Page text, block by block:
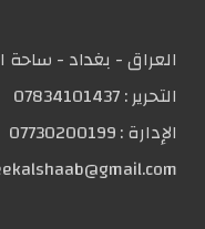
العراق - بغداد - ساحة
التحریر :07834101437
الإدارة :07730200199